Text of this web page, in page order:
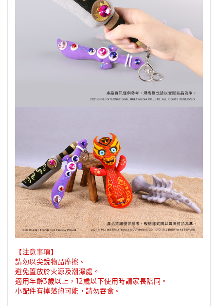
【注意事項】
請勿以尖銳物品摩擦。
避免置放於火源及潮濕處 。
適用年齡3歲以上，12歲以下使用時請家長陪同 。
小配件有掉落的可能，請勿吞食 。